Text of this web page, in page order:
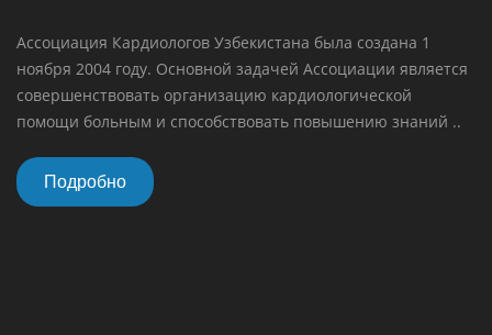
Ассоциация Кардиологов Узбекистана была создана 1
ноября 2004 году. Основной задачей Ассоциации является
совершенствовать организацию кардиологической
помощи больным и способствовать повышению знаний ..
Подробно